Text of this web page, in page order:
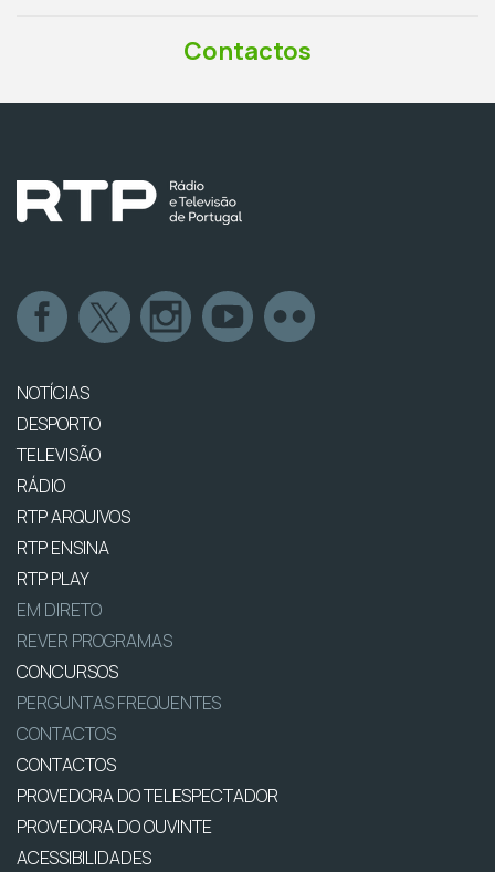
Contactos
NOTÍCIAS
DESPORTO
TELEVISÃO
RÁDIO
RTP ARQUIVOS
RTP ENSINA
RTP PLAY
EM DIRETO
REVER PROGRAMAS
CONCURSOS
PERGUNTAS FREQUENTES
CONTACTOS
CONTACTOS
PROVEDORA DO TELESPECTADOR
PROVEDORA DO OUVINTE
ACESSIBILIDADES